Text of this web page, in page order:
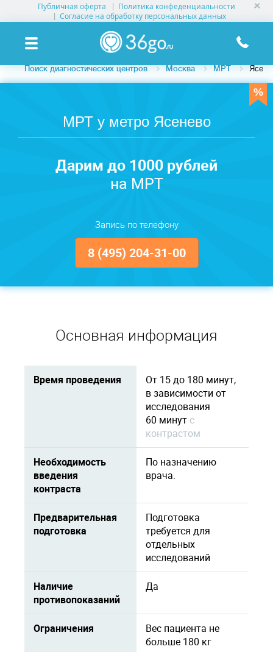
Публичная оферта
Политика конфеденциальности
Согласие на обработку персональных данных
УСЛУГИ КЛИНИК
КЛИНИКИ НА КАРТЕ
ПАМЯТКА ПАЦИЕНТУ
Поиск диагностических центров Москва МРТ
МРТ у метро Ясенево
Дарим до 1000 рублей
на МРТ
Запись по телефону
8 (495) 204-31-00
Основная информация
Время проведения
От 15 до 180 минут,
в зависимости от
исследования
60 минут c
контрастом
Необходимость
введения
контраста
По назначению
врача.
Предварительная
подготовка
Подготовка
требуется для
отдельных
исследований
Наличие
противопоказаний
Да
Ограничения
Вес пациента не
больше 180 кг